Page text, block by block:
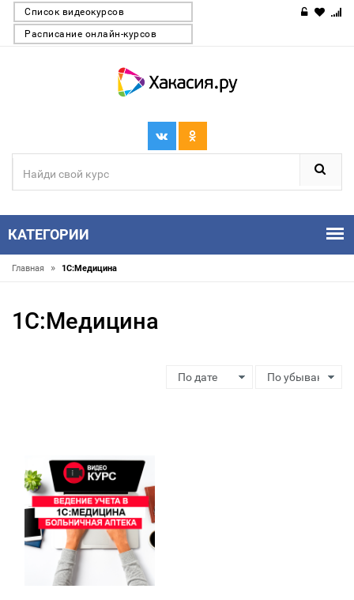
Список видеокурсов
Расписание онлайн-курсов
КАТЕГОРИИ
Главная » 1С:Медицина
1С:Медицина